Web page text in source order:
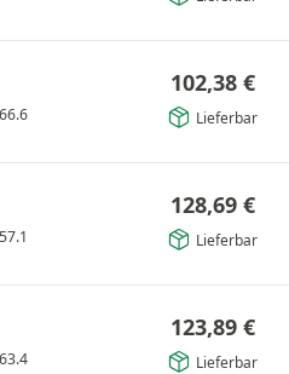
102,38 €
Lieferbar
128,69 €
Lieferbar
123,89 €
Lieferbar